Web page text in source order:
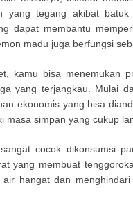
yang tegang akibat
dapat membantu
madu juga berfungsi
kamu bisa menemukan
yang terjangkau. Mulai
ekonomis yang bisa
masa simpan yang cukup
cocok dikonsumsi
yang membuat
hangat dan